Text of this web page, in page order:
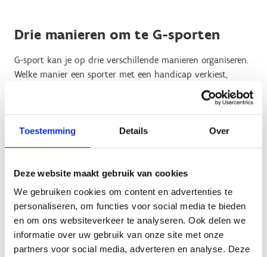
Toestemming Details Over
Deze website maakt gebruik van cookies
We gebruiken cookies om content en advertenties te
personaliseren, om functies voor social media te bieden
en om ons websiteverkeer te analyseren. Ook delen we
informatie over uw gebruik van onze site met onze
partners voor social media, adverteren en analyse. Deze
Drie manieren om te G-sporten
G-sport kan je op drie verschillende manieren organiseren.
Welke manier een sporter met een handicap verkiest,
Exclusief= sportaanbod met enkel sporters met een
beperking, kwetsbaarheid en/of chronisch
sportclubs voor sporters met een beperking.
sporten samen. De Ambrassade lanceerde hierrond
een campagne op.